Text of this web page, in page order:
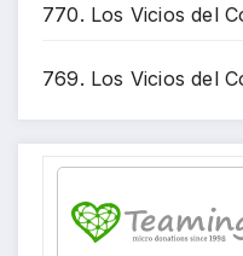
770. Los Vicios del
769. Los Vicios del